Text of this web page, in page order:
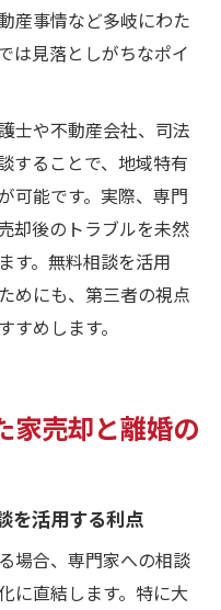
産事情など多岐にわた
は見落としがちなポイ
士や不動産会社、司法
することで、地域特有
可能です。実際、専門
却後のトラブルを未然
す。無料相談を活用
めにも、第三者の視点
めします。
家売却と離婚の
を活用する利点
場合、専門家への相談
に直結します。特に大